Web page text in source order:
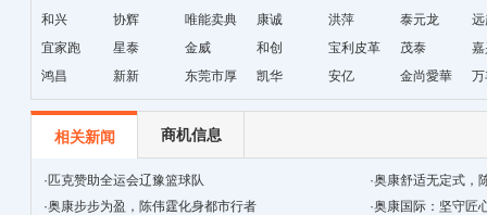
垫厂
和兴
协辉 唯能卖典 康诚 洪萍 泰元龙
宜家跑
星泰 金威 和创 宝利皮革 茂泰
鸿昌
新新
东莞市厚
街天逸皮
革
凯华 安亿 金尚愛華
相关新闻 商机信息
· 匹克赞助全运会辽豫篮球队 ·奥康舒适无定式，
·奥康步步为盈，陈伟霆化身都市行者 ·奥康国际：坚守匠